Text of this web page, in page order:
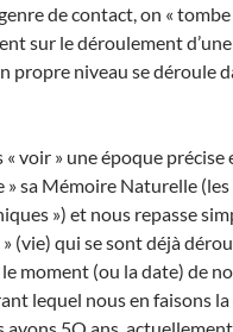
de contact, on « tombe
sur le déroulement
propre niveau se déroule
« voir » une époque précise
» sa Mémoire Naturelle
») et nous repasse
(vie) qui se sont déjà
le moment (ou la date) de
lequel nous en faisons la
avons 5O ans,